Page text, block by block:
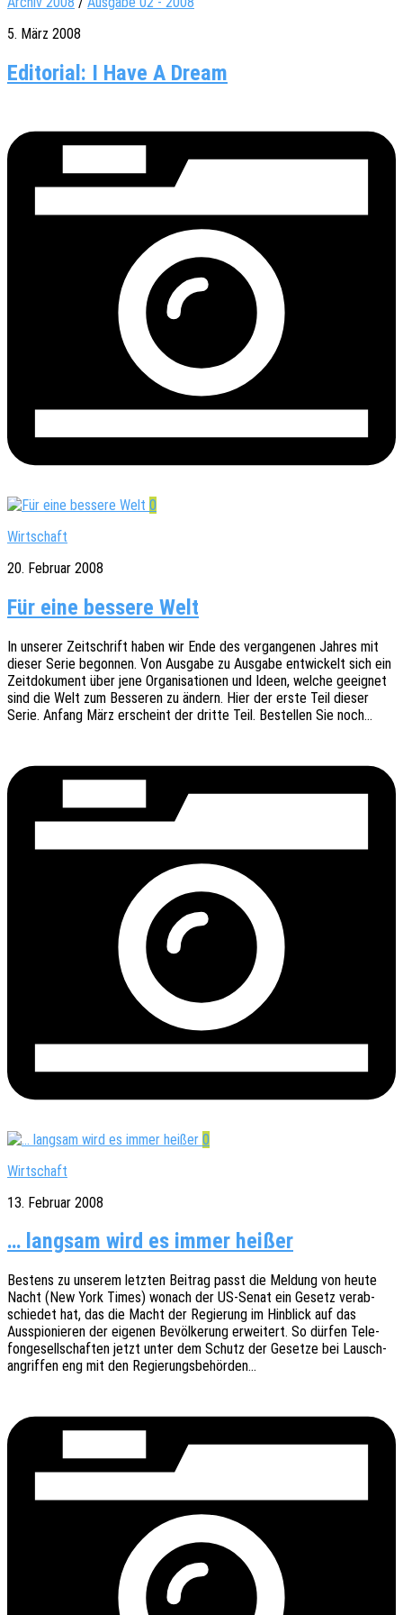
5. März 2008
Editorial: I Have A Dream
0
Wirtschaft
20. Februar 2008
Für eine bessere Welt
In unse­rer Zeit­schrift haben wir Ende des vergan­ge­nen Jahres mit
dieser Serie begon­nen. Von Ausga­be zu Ausga­be entwi­ckelt sich ein
Zeit­do­ku­ment über jene Orga­ni­sa­tio­nen und Ideen, welche geeig­net
sind die Welt zum Besse­ren zu ändern. Hier der erste Teil dieser
Serie. Anfang März erscheint der dritte Teil. Bestel­len Sie noch…
0
Wirtschaft
13. Februar 2008
… langsam wird es immer heißer
Bestens zu unse­rem letz­ten Beitrag passt die Meldung von heute
Nacht (New York Times) wonach der US-Senat ein Gesetz verab­
schie­det hat, das die Macht der Regie­rung im Hinblick auf das
Ausspio­nie­ren der eige­nen Bevöl­ke­rung erwei­tert. So dürfen Tele­
fon­ge­sell­schaf­ten jetzt unter dem Schutz der Geset­ze bei Lausch­
an­grif­fen eng mit den Regierungsbehörden…